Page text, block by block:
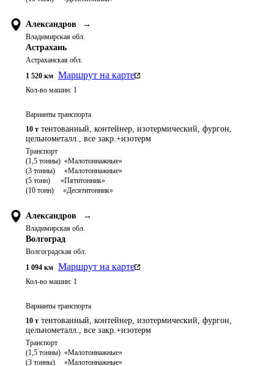
Александров →
Владимирская обл.
Астрахань
Астраханская обл.
1 520 км Маршрут на карте
Кол-во машин: 1
Варианты транспорта
10 т тентованный, контейнер, изотермический, фургон,
цельнометалл., все закр.+изотерм
Транспорт
(1,5 тонны)  «Малотоннажные»
(3 тонны)     «Малотоннажные»
(5 тонн)	   «Пятитонник»
Александров →
Владимирская обл.
Волгоград
Волгоградская обл.
1 094 км Маршрут на карте
Кол-во машин: 1
Варианты транспорта
10 т тентованный, контейнер, изотермический, фургон,
цельнометалл., все закр.+изотерм
Транспорт
(1,5 тонны)  «Малотоннажные»
(3 тонны)     «Малотоннажные»